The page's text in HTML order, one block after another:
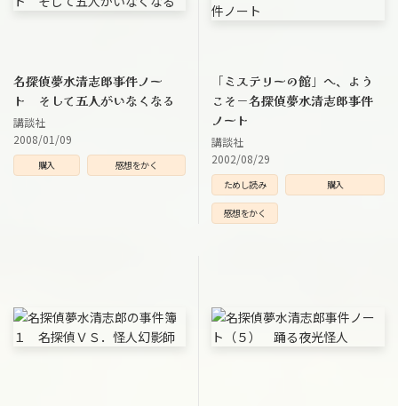
名探偵夢水清志郎事件ノー
ト そして五人がいなくなる
講談社
2008/01/09
購入 感想をかく
「ミステリーの館」へ、よう
こそ－名探偵夢水清志郎事件
ノート
講談社
2002/08/29
ためし読み 購入
感想をかく